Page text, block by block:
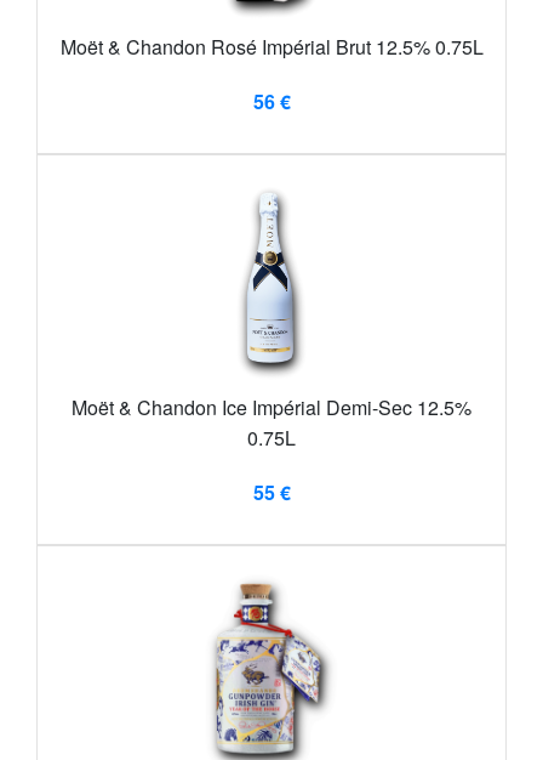
Moët & Chandon Rosé Impérial Brut 12.5% 0.75L
56 €
Moët & Chandon Ice Impérial Demi-Sec 12.5%
0.75L
55 €